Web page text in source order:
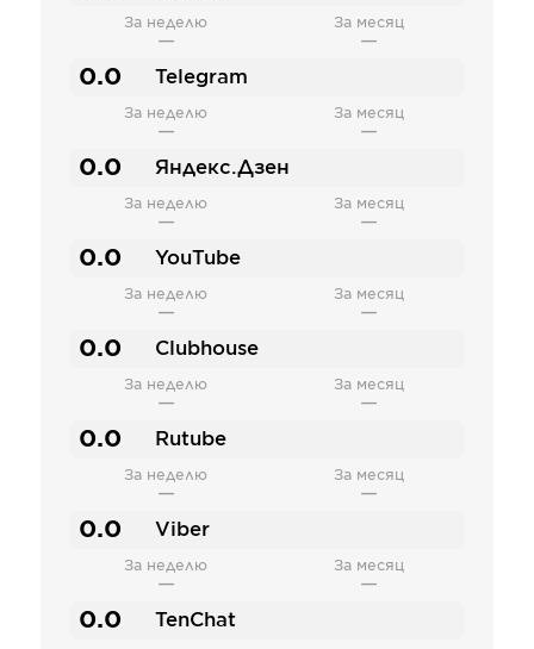
За неделю
—
За месяц
—
0.0 Telegram
За неделю
—
За месяц
—
0.0 Яндекс.Дзен
За неделю
—
За месяц
—
0.0 YouTube
За неделю
—
За месяц
—
0.0 Clubhouse
За неделю
—
За месяц
—
0.0 Rutube
За неделю
—
За месяц
—
0.0 Viber
За неделю
—
За месяц
—
0.0 TenChat